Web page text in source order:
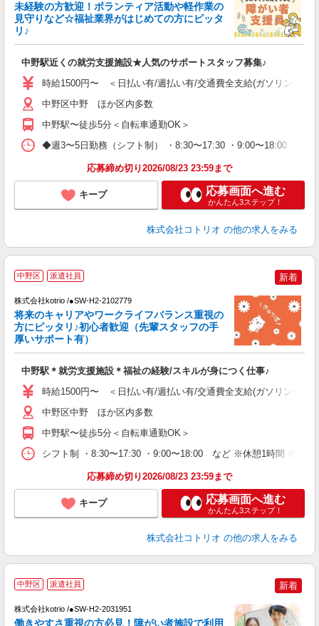
未経験の方歓迎！ボランティア活動や軽作業の
見守りなど☆福祉業界がはじめての方にピッタ
リ♪
中野駅近くの就労支援施設★人気のサポートスタッフ募集♪
時給1500円〜 ＜日払い有/週払い有/交通費全支給(ガソリン代含
中野区中野 ほか区内多数
中野駅〜徒歩5分＜自転車通勤OK＞
◆週3〜5日勤務（シフト制） ・8:30〜17:30 ・9:00〜18:00 ※休
応募締め切り2026/08/23 23:59まで
キープ 応募画面へ進む
かんたん3ステップ！
株式会社コトリオ の他の求人をみる
中野区 派遣社員 新着
株式会社kotrio /●SW-H2-2102779
将来のキャリアやワークライフバランス重視の
方にピッタリ♪初心者歓迎（先輩スタッフの手
厚いサポート有）
中野駅＊就労支援施設＊福祉の経験/スキルが身につく仕事♪
時給1500円〜 ＜日払い有/週払い有/交通費全支給(ガソリン代含
中野区中野 ほか区内多数
中野駅〜徒歩5分＜自転車通勤OK＞
シフト制 ・8:30〜17:30 ・9:00〜18:00 など ※休憩1時間 ※週3
応募締め切り2026/08/23 23:59まで
キープ 応募画面へ進む
かんたん3ステップ！
株式会社コトリオ の他の求人をみる
中野区 派遣社員 新着
株式会社kotrio /●SW-H2-2031951
働きやすさ重視の方必見！障がい者施設で利用